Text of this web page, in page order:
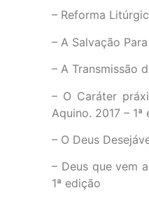
– Reforma
– A Salvação
– A Transmissão
– O Caráter
Aquino. 2017 – 1ª
– O Deus
– Deus que vem
1ª edição